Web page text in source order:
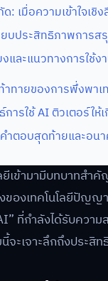
: เมื่อความเข้าใจเ
ยบประสิทธิภาพการส
และแนวทางการใช้
าทายของการพึ่งพาเ
ารใช้ AI ติวเตอร์ให้
ำตอบสุดท้ายและอน
ยีเข้ามามีบทบาทส
ของเทคโนโลยีปัญ
ที่กำลังได้รับควา
จะเจาะลึกถึงประสิ